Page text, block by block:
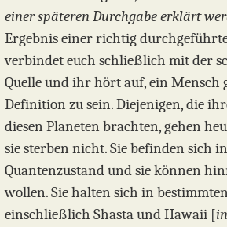
einer späteren Durchgabe erklärt
Ergebnis einer richtig
verbindet euch schließlich mit der
Quelle und ihr hört auf, ein Mensch
Definition zu sein. Diejenigen, die
diesen Planeten brachten, gehen
sie sterben nicht. Sie befinden sich
Quantenzustand und sie können
wollen. Sie halten sich in
einschließlich Shasta und Hawaii [